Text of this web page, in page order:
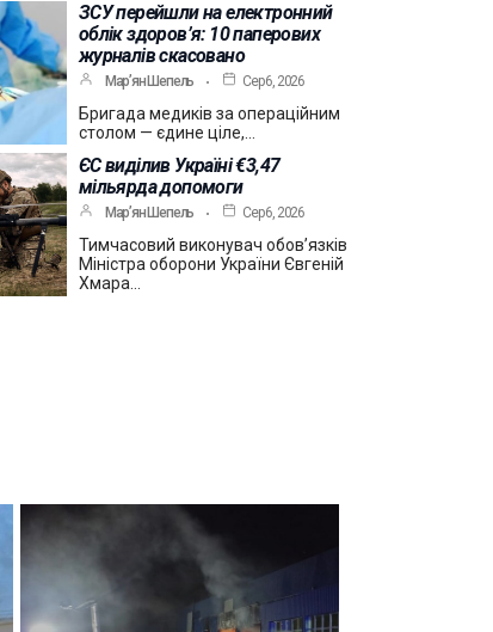
ЗСУ перейшли на електронний
облік здоров’я: 10 паперових
журналів скасовано
Мар’ян Шепель Сер 6, 2026
Бригада медиків за операційним
столом — єдине ціле,…
ЄС виділив Україні €3,47
мільярда допомоги
Мар’ян Шепель Сер 6, 2026
Тимчасовий виконувач обов’язків
Міністра оборони України Євгеній
Хмара…